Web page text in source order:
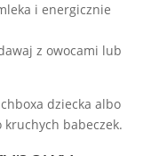
i energicznie
z owocami lub
dziecka albo
kruchych babeczek.